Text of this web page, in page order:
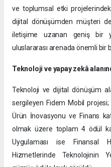
ve toplumsal etki
dijital dönüşümden müşteri
iletişime uzanan geniş bir
uluslararası arenada önemli bir
Teknoloji ve yapay zekâ
Teknoloji ve dijital dönüşüm
sergileyen Fidem Mobil
Ürün İnovasyonu ve Finans
olmak üzere toplam 4 ödül
Uygulaması ise Finansal
Hizmetlerinde Teknolojinin